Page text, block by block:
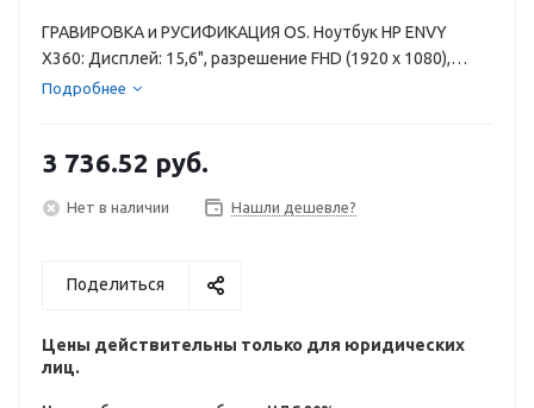
ГРАВИРОВКА и РУСИФИКАЦИЯ OS. Ноутбук HP ENVY
X360: Дисплей: 15,6", разрешение FHD (1920 x 1080),
мультитач, IPS, стекло от края до края; Процессор: Intel
Подробнее
3 736.52 руб.
Нет в наличии Нашли дешевле?
Поделиться
Цены действительны только для юридических
лиц.